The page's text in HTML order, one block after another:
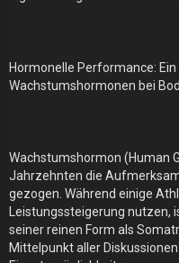
Hormonelle Performance:
Wachstumshormonen bei
Wachstumshormon (Human
Jahrzehnten die
gezogen. Während einige
Leistungssteigerung nutzen,
seiner reinen Form als
Mittelpunkt aller